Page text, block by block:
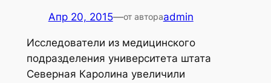
Апр 20, 2015—от автораadmin
Исследователи из медицинского
подразделения университета штата
Северная Каролина увеличили